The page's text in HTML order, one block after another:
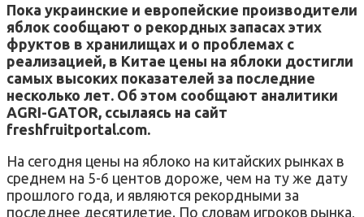
Пока украинские и европейские производители
яблок сообщают о рекордных запасах этих
фруктов в хранилищах и о проблемах с
реализацией, в Китае цены на яблоки достигли
самых высоких показателей за последние
несколько лет. Об этом сообщают аналитики
AGRI-GATOR, ссылаясь на сайт
freshfruitportal.com.
На сегодня цены на яблоко на китайских рынках в
среднем на 5-6 центов дороже, чем на ту же дату
прошлого года, и являются рекордными за
последнее десятилетие. По словам игроков рынка,